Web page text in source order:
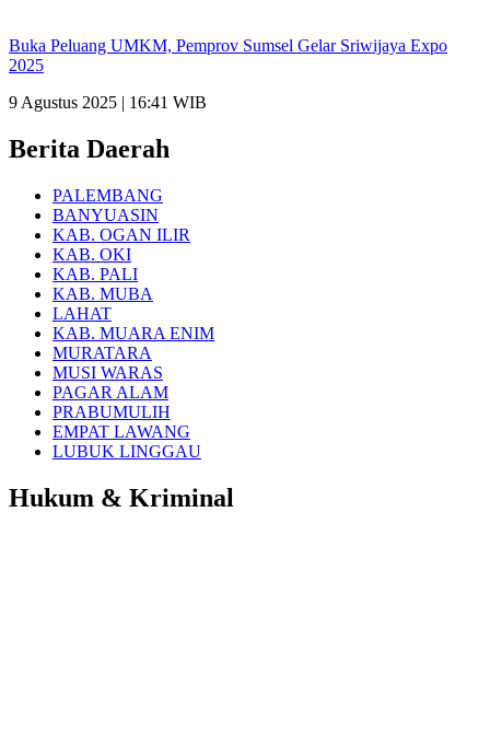
Buka Peluang UMKM, Pemprov Sumsel Gelar Sriwijaya Expo
2025
9 Agustus 2025 | 16:41 WIB
Berita Daerah
PALEMBANG
BANYUASIN
KAB. OGAN ILIR
KAB. OKI
KAB. PALI
KAB. MUBA
LAHAT
KAB. MUARA ENIM
MURATARA
MUSI WARAS
PAGAR ALAM
PRABUMULIH
EMPAT LAWANG
LUBUK LINGGAU
Hukum & Kriminal